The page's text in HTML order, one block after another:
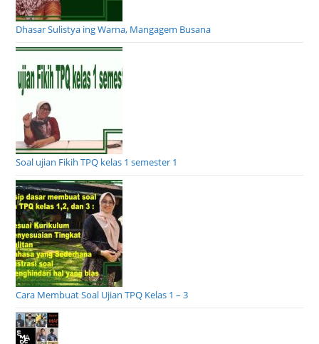
Dhasar Sulistya ing Warna, Mangagem Busana
Soal ujian Fikih TPQ kelas 1 semester 1
Cara Membuat Soal Ujian TPQ Kelas 1 – 3